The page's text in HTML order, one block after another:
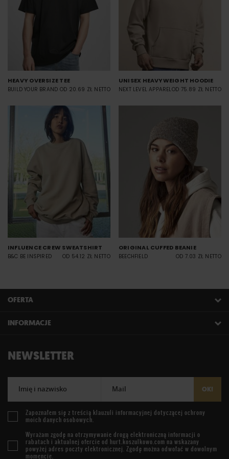
HEAVY OVERSIZE TEE
BUILD YOUR BRAND OD 20.69 ZŁ NETTO
UNISEX HEAVYWEIGHT HOODIE
NEXT LEVEL APPARELOD 75.89 ZŁ NETTO
INFLUENCE CREW SWEATSHIRT
B&C BE INSPIRED OD 54.12 ZŁ NETTO
ORIGINAL CUFFED BEANIE
BEECHFIELD OD 7.03 ZŁ NETTO
OFERTA
INFORMACJE
NEWSLETTER
Imię i nazwisko Mail OK!
Zapoznałem się z treścią klauzuli informacyjnej dotyczącej ochrony
moich danych osobowych.
Wyrażam zgodę na otrzymywanie drogą elektroniczną informacji o
rabatach i aktualnej ofercie od hurt.koszulkowo.com na wskazany
powyżej adres poczty elektronicznej. Zgodę można odwołać w dowolnym
momencie.